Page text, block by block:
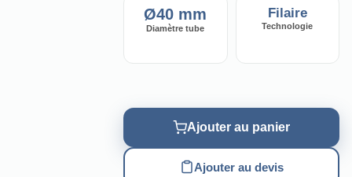
Ø40 mm
Diamètre tube
Filaire
Technologie
Ajouter au panier
Ajouter au devis